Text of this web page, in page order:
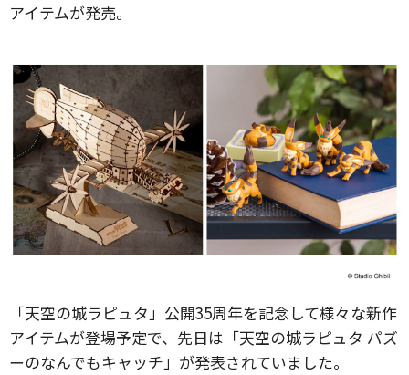
アイテムが発売。
「天空の城ラピュタ」公開35周年を記念して様々な新作
アイテムが登場予定で、先日は「天空の城ラピュタ パズ
ーのなんでもキャッチ」が発表されていました。